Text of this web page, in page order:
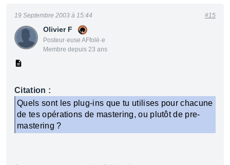
Olivier F
Posteur·euse AFfolé·e
Membre depuis 23 ans
19 Septembre 2003 à 15:44 #15
Citation :
Quels sont les plug-ins que tu utilises pour chacune
de tes opérations de mastering, ou plutôt de pre-
mastering ?